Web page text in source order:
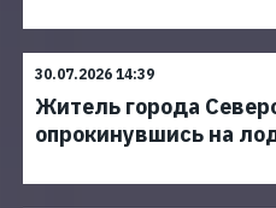
30.07.2026 14:39
Житель города
опрокинувшись на